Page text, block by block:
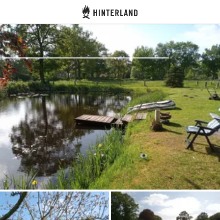
Hinterland
Se connecter
Créer un compte
Devenir hôte·sse
Emplacements
Hébergements
Routes